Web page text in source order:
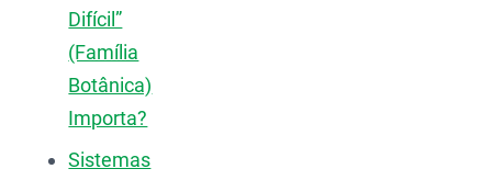
Difícil”
(Família
Botânica)
Importa?
Sistemas